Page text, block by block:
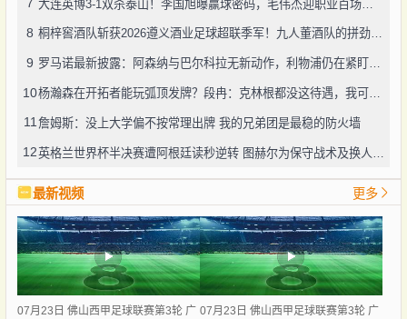
大连英博3-1双杀泰山！李国旭曝赢球密码，毛伟杰迎职业百场里程碑
8 桐梓窖酒队斩获2026遵义酒业足球超联季军！九人董酒队的拼劲太戳人
9 罗马诺最新披露：阿森纳与巴尔科拉无新动作，利物浦仍在紧盯目标
10 杨瀚森在开拓者能玩弧顶发牌？段冉：克林根都没这待遇，我可不太看好
11詹姆斯：没上大学偏不按常理出牌 我的兄弟团是最稳的防火墙
12
最新视频 更多
07月23日 佛山西甲足球联赛第3轮 广 07月23日 佛山西甲足球联赛第3轮 广